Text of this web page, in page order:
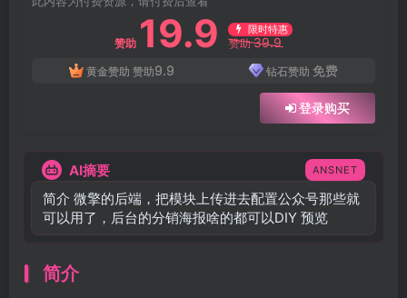
赞助 19.9 限时特惠
赞助 39.9
黄金赞助 赞助9.9 钻石赞助 免费
登录购买
AI摘要 ANSNET
简介 微擎的后端，把模块上传进去配置公众号那些就
可以用了，后台的分销海报啥的都可以DIY 预览
简介